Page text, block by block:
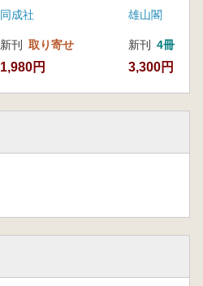
同成社
新刊 取り寄せ
1,980円
雄山閣
新刊 4冊
3,300円